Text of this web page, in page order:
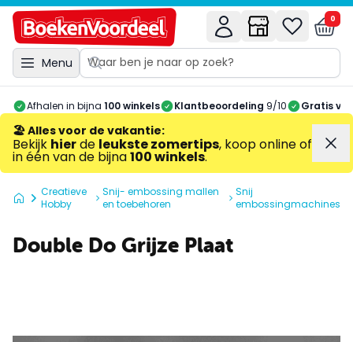
Menu
0
Afhalen in bijna 100 winkels Klantbeoordeling 9/10 Gratis
🏖️ Alles voor de vakantie:
Bekijk hierde leukste zomertips, koop online of
in één van de bijna100 winkels.
Creatieve
Hobby
Snij- embossing mallen
en toebehoren
Snij
embossingmachines
Double Do Grijze Plaat